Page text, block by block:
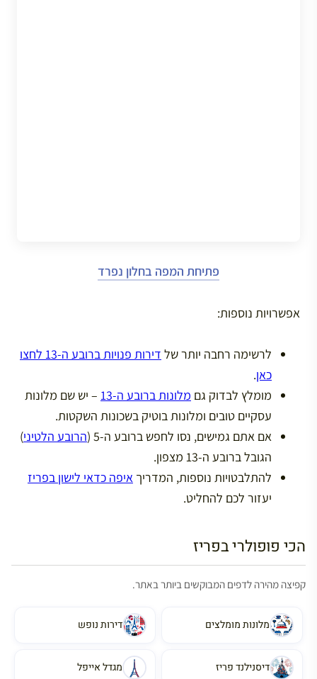
פתיחת המפה בחלון נפרד
אפשרויות נוספות:
לרשימה רחבה יותר של
דירות פנויות ברובע ה-13 לחצו
כאן.
מומלץ לבדוק גם מלונות ברובע ה-13
– יש שם מלונות
עסקיים טובים ומלונות בוטיק בשכונות השקטות.
אם אתם גמישים, נסו לחפש ברובע ה-5 (
הרובע הלטיני)
הגובל ברובע ה-13 מצפון.
להתלבטויות נוספות, המדריך איפה כדאי לישון בפריז
יעזור לכם להחליט.
הכי פופולרי בפריז
קפיצה מהירה לדפים המבוקשים ביותר באתר.
מלונות מומלצים דירות נופש
דיסנילנד פריז מגדל אייפל